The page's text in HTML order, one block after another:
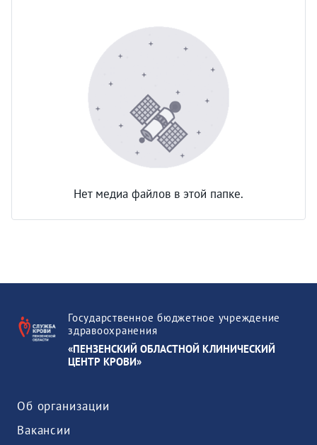
Нет медиа файлов в этой папке.
Государственное бюджетное учреждение
здравоохранения
«ПЕНЗЕНСКИЙ ОБЛАСТНОЙ КЛИНИЧЕСКИЙ
ЦЕНТР КРОВИ»
Об организации
Вакансии